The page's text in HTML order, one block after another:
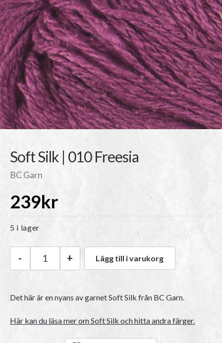
Soft Silk | 010 Freesia
BC Garn
239kr
5 i lager
BC Garn Soft Silk | 010 Freesia mängd
- + Lägg till i varukorg
Det här är en nyans av garnet Soft Silk från BC Garn.
Här kan du läsa mer om Soft Silk och hitta andra färger.